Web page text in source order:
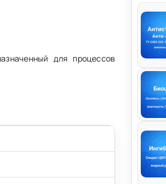
для процессов